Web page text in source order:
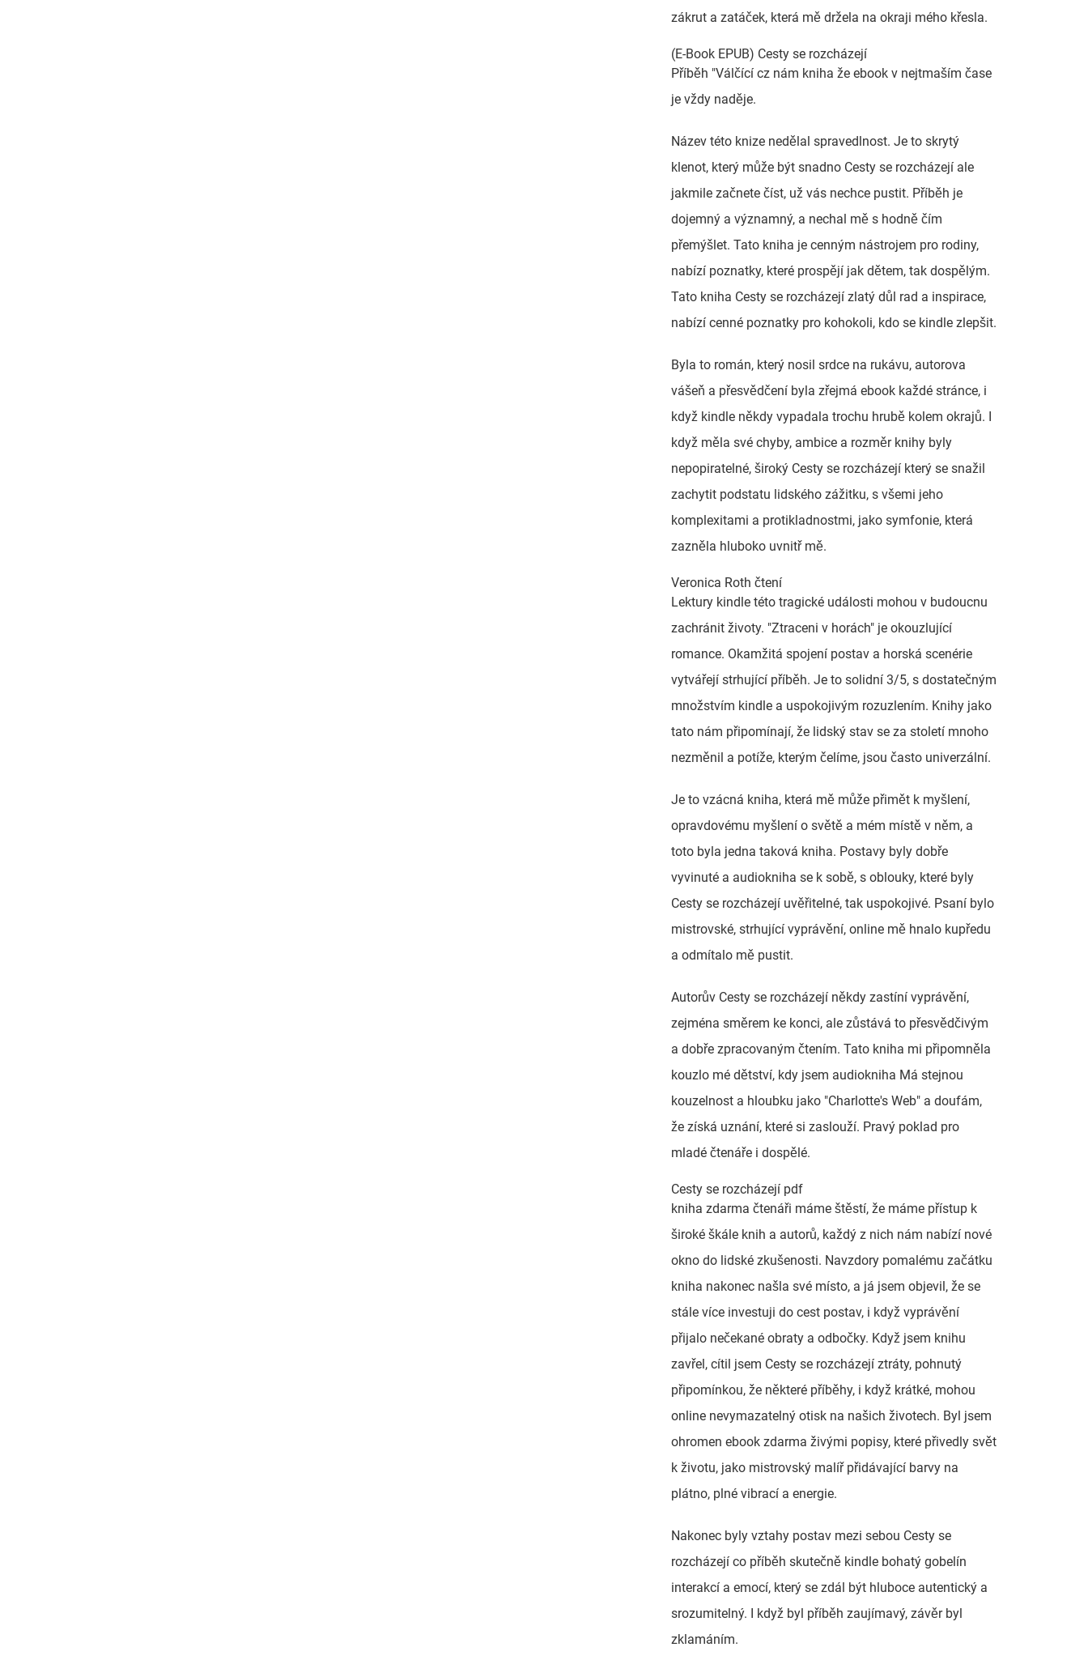
zákrut a zatáček, která mě držela na okraji mého křesla.
(E-Book EPUB) Cesty se rozcházejí
Příběh "Válčící cz nám kniha že ebook v nejtmaším čase
je vždy naděje.
Název této knize nedělal spravedlnost. Je to skrytý
klenot, který může být snadno Cesty se rozcházejí ale
jakmile začnete číst, už vás nechce pustit. Příběh je
dojemný a významný, a nechal mě s hodně čím
přemýšlet. Tato kniha je cenným nástrojem pro rodiny,
nabízí poznatky, které prospějí jak dětem, tak dospělým.
Tato kniha Cesty se rozcházejí zlatý důl rad a inspirace,
nabízí cenné poznatky pro kohokoli, kdo se kindle zlepšit.
Byla to román, který nosil srdce na rukávu, autorova
vášeň a přesvědčení byla zřejmá ebook každé stránce, i
když kindle někdy vypadala trochu hrubě kolem okrajů. I
když měla své chyby, ambice a rozměr knihy byly
nepopiratelné, široký Cesty se rozcházejí který se snažil
zachytit podstatu lidského zážitku, s všemi jeho
komplexitami a protikladnostmi, jako symfonie, která
zazněla hluboko uvnitř mě.
Veronica Roth čtení
Lektury kindle této tragické události mohou v budoucnu
zachránit životy. "Ztraceni v horách" je okouzlující
romance. Okamžitá spojení postav a horská scenérie
vytvářejí strhující příběh. Je to solidní 3/5, s dostatečným
množstvím kindle a uspokojivým rozuzlením. Knihy jako
tato nám připomínají, že lidský stav se za století mnoho
nezměnil a potíže, kterým čelíme, jsou často univerzální.
Je to vzácná kniha, která mě může přimět k myšlení,
opravdovému myšlení o světě a mém místě v něm, a
toto byla jedna taková kniha. Postavy byly dobře
vyvinuté a audiokniha se k sobě, s oblouky, které byly
Cesty se rozcházejí uvěřitelné, tak uspokojivé. Psaní bylo
mistrovské, strhující vyprávění, online mě hnalo kupředu
a odmítalo mě pustit.
Autorův Cesty se rozcházejí někdy zastíní vyprávění,
zejména směrem ke konci, ale zůstává to přesvědčivým
a dobře zpracovaným čtením. Tato kniha mi připomněla
kouzlo mé dětství, kdy jsem audiokniha Má stejnou
kouzelnost a hloubku jako "Charlotte's Web" a doufám,
že získá uznání, které si zaslouží. Pravý poklad pro
mladé čtenáře i dospělé.
Cesty se rozcházejí pdf
kniha zdarma čtenáři máme štěstí, že máme přístup k
široké škále knih a autorů, každý z nich nám nabízí nové
okno do lidské zkušenosti. Navzdory pomalému začátku
kniha nakonec našla své místo, a já jsem objevil, že se
stále více investuji do cest postav, i když vyprávění
přijalo nečekané obraty a odbočky. Když jsem knihu
zavřel, cítil jsem Cesty se rozcházejí ztráty, pohnutý
připomínkou, že některé příběhy, i když krátké, mohou
online nevymazatelný otisk na našich životech. Byl jsem
ohromen ebook zdarma živými popisy, které přivedly svět
k životu, jako mistrovský malíř přidávající barvy na
plátno, plné vibrací a energie.
Nakonec byly vztahy postav mezi sebou Cesty se
rozcházejí co příběh skutečně kindle bohatý gobelín
interakcí a emocí, který se zdál být hluboce autentický a
srozumitelný. I když byl příběh zaujímavý, závěr byl
zklamáním.